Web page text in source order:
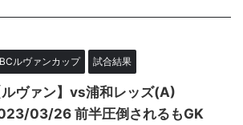
ルヴァンカップ 試合結果
ルヴァン】vs浦和レッズ(A)
03/26 前半圧倒されるもGK